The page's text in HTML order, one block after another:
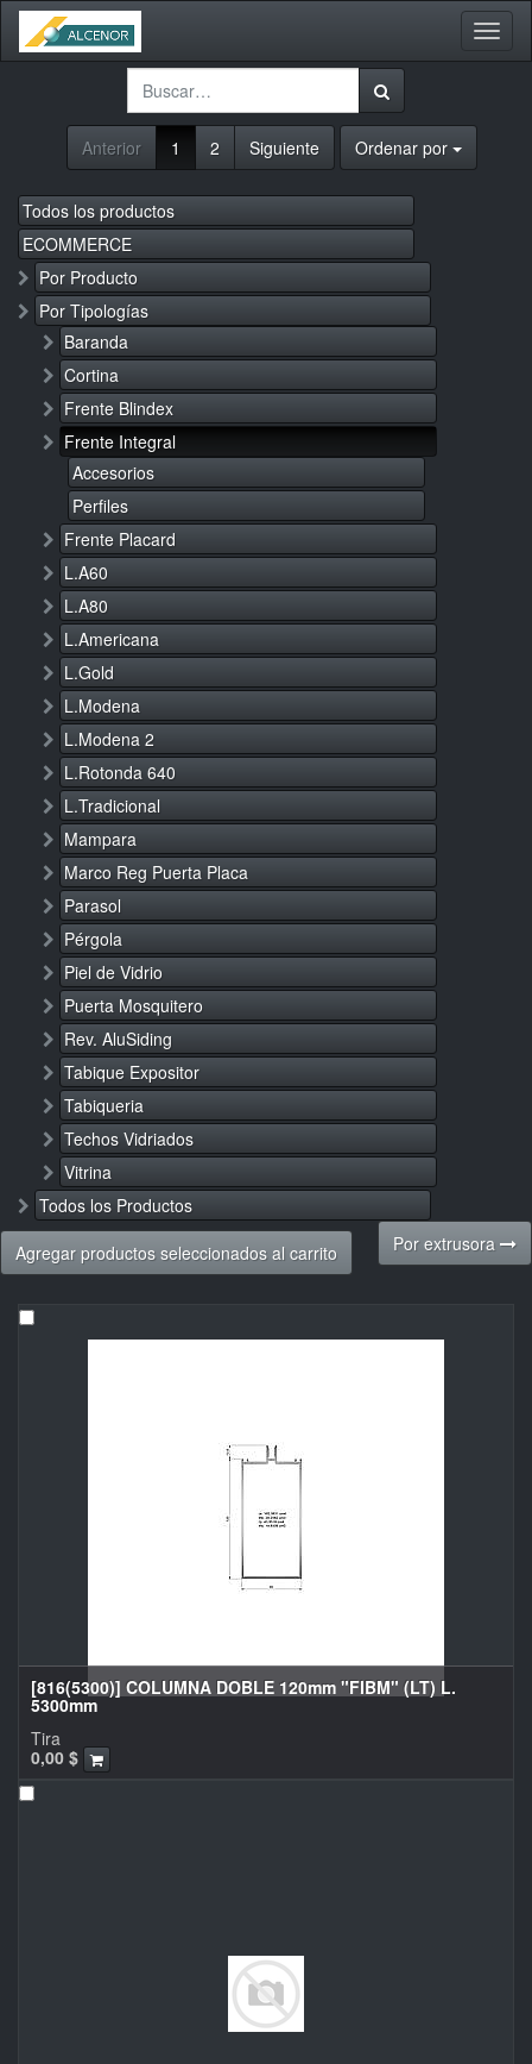
Anterior 1 2 Siguiente Ordenar por
Todos los productos
ECOMMERCE
Por Producto
Por Tipologías
Baranda
Cortina
Frente Blindex
Frente Integral
Accesorios
Perfiles
Frente Placard
L.A60
L.A80
L.Americana
L.Gold
L.Modena
L.Modena 2
L.Rotonda 640
L.Tradicional
Mampara
Marco Reg Puerta Placa
Parasol
Pérgola
Piel de Vidrio
Puerta Mosquitero
Rev. AluSiding
Tabique Expositor
Tabiqueria
Techos Vidriados
Vitrina
Todos los Productos
Agregar productos seleccionados al carrito
Por extrusora
[816(5300)] COLUMNA DOBLE 120mm "FIBM" (LT) L.
5300mm
0,00 $
Tira